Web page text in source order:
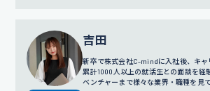
吉田
新卒で株式会社C-mindに入社後、キャ
累計1000人以上の就活生との面談を経
ベンチャーまで様々な業界・職種を見